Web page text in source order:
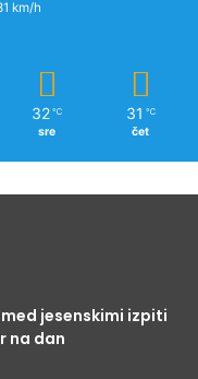
km/h
32 ℃
sre
31 ℃
čet
jesenskimi izpiti
na dan